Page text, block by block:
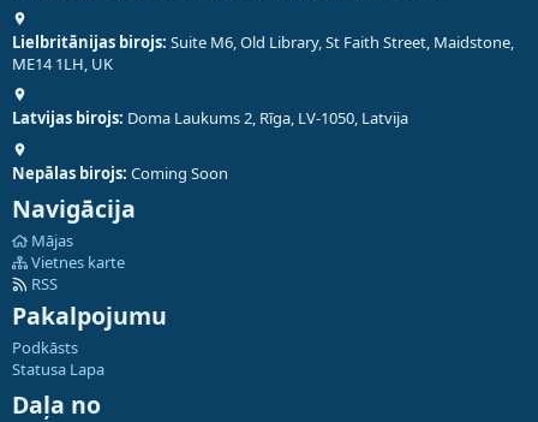
Lielbritānijas birojs: Suite M6, Old Library, St Faith Street, Maidstone,
ME14 1LH, UK
Latvijas birojs: Doma Laukums 2, Rīga, LV-1050, Latvija
Nepālas birojs: Coming Soon
Navigācija
Mājas
Vietnes karte
RSS
Pakalpojumu
Podkāsts
Statusa Lapa
Daļa no